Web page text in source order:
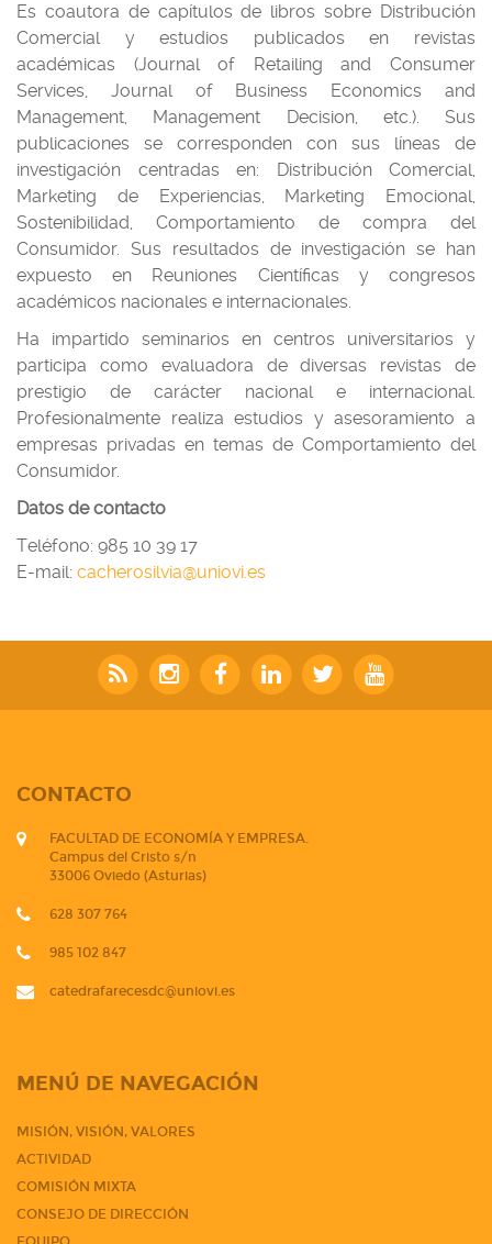
Es coautora de capítulos de libros sobre Distribución
Comercial y estudios publicados en revistas
académicas (Journal of Retailing and Consumer
Services, Journal of Business Economics and
Management, Management Decision, etc.). Sus
publicaciones se corresponden con sus líneas de
investigación centradas en: Distribución Comercial,
Marketing de Experiencias, Marketing Emocional,
Sostenibilidad, Comportamiento de compra del
Consumidor. Sus resultados de investigación se han
expuesto en Reuniones Científicas y congresos
académicos nacionales e internacionales.
Ha impartido seminarios en centros universitarios y
participa como evaluadora de diversas revistas de
prestigio de carácter nacional e internacional.
Profesionalmente realiza estudios y asesoramiento a
empresas privadas en temas de Comportamiento del
Consumidor.
Datos de contacto
Teléfono: 985 10 39 17
E-mail: cacherosilvia@uniovi.es
CONTACTO
FACULTAD DE ECONOMÍA Y EMPRESA.
Campus del Cristo s/n
33006 Oviedo (Asturias)
628 307 764
985 102 847
catedrafarecesdc@uniovi.es
MENÚ DE NAVEGACIÓN
MISIÓN, VISIÓN, VALORES
ACTIVIDAD
COMISIÓN MIXTA
CONSEJO DE DIRECCIÓN